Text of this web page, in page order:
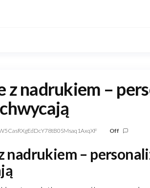
z nadrukiem –
Off
nadrukiem –